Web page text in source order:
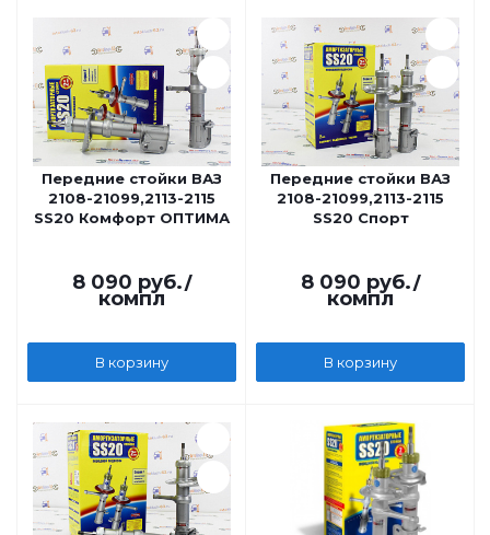
Передние стойки ВАЗ
2108-21099,2113-2115
SS20 Комфорт ОПТИМА
8 090 руб./
компл
В корзину
Передние стойки ВАЗ
2108-21099,2113-2115
SS20 Спорт
8 090 руб./
компл
В корзину